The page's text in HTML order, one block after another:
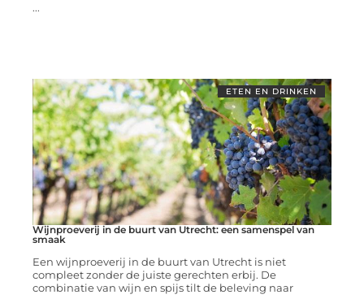
...
ETEN EN DRINKEN
Wijnproeverij in de buurt van Utrecht: een samenspel van
smaak
Een wijnproeverij in de buurt van Utrecht is niet
compleet zonder de juiste gerechten erbij. De
combinatie van wijn en spijs tilt de beleving naar